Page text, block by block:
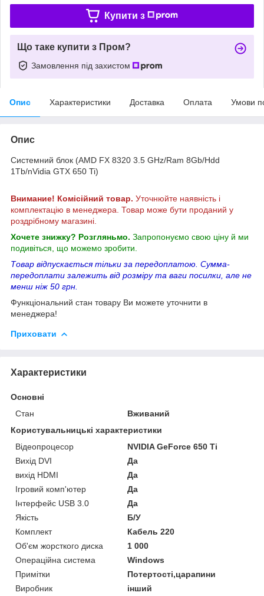
Купити з
Що таке купити з Пром?
Замовлення під захистом
Опис Характеристики Доставка Оплата Умови
Опис
Системний блок (AMD FX 8320 3.5 GHz/Ram 8Gb/Hdd
1Tb/nVidia GTX 650 Ti)
Внимание! Комісійний товар. Уточнюйте наявність і
комплектацію в менеджера. Товар може бути проданий у
роздрібному магазині.
Хочете знижку? Розгляньмо. Запропонуємо свою ціну й ми
подивіться, що можемо зробити.
Товар відпускається тільки за передоплатою. Сумма-
передоплати залежить від розміру та ваги посилки, але не
менш ніж 50 грн.
Функціональний стан товару Ви можете уточнити в
менеджера!
Приховати
Характеристики
Основні
Стан
Вживаний
Користувальницькі характеристики
Відеопроцесор
NVIDIA GeForce 650 Ti
Вихід DVI
Да
вихід HDMI
Да
Ігровий комп'ютер
Да
Інтерфейс USB 3.0
Да
Якість
Б/У
Комплект
Кабель 220
Об'єм жорсткого диска
1 000
Операційна система
Windows
Примітки
Потертості,царапини
Виробник
інший